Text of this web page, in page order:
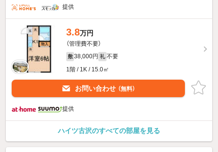
提供
3.8万円
（管理費不要）
敷 38,000円 礼 不要
1階 / 1K / 15.0㎡
お問い合わせ （無料）
提供
ハイツ古沢のすべての部屋を見る